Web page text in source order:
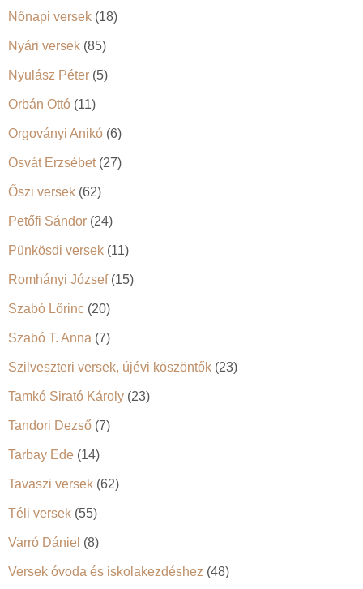
Nőnapi versek (18)
Nyári versek (85)
Nyulász Péter (5)
Orbán Ottó (11)
Orgoványi Anikó (6)
Osvát Erzsébet(27)
Őszi versek (62)
Petőfi Sándor (24)
Pünkösdi versek (11)
Romhányi József(15)
Szabó Lőrinc (20)
Szabó T. Anna (7)
Szilveszteri versek, újévi köszöntők (23)
Tamkó Sirató Károly (23)
Tandori Dezső (7)
Tarbay Ede (14)
Tavaszi versek (62)
Téli versek (55)
Varró Dániel (8)
Versek óvoda és iskolakezdéshez (48)